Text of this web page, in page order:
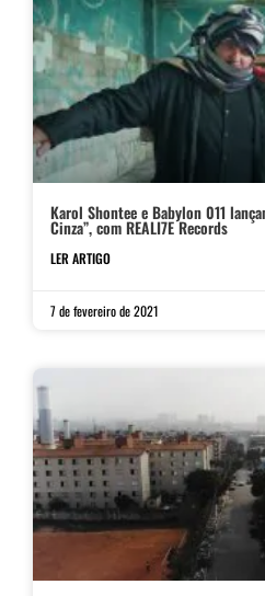
Karol Shontee e Babylon 011
Cinza”, com REALI7E Records
LER ARTIGO
7 de fevereiro de 2021